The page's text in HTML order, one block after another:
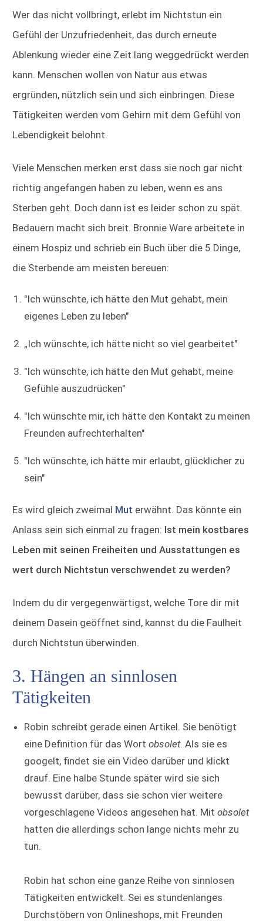
Wer das nicht vollbringt, erlebt im Nichtstun ein
Gefühl der Unzufriedenheit, das durch erneute
Ablenkung wieder eine Zeit lang weggedrückt werden
kann. Menschen wollen von Natur aus etwas
ergründen, nützlich sein und sich einbringen. Diese
Tätigkeiten werden vom Gehirn mit dem Gefühl von
Lebendigkeit belohnt.
Viele Menschen merken erst dass sie noch gar nicht
richtig angefangen haben zu leben, wenn es ans
Sterben geht. Doch dann ist es leider schon zu spät.
Bedauern macht sich breit. Bronnie Ware arbeitete in
einem Hospiz und schrieb ein Buch über die 5 Dinge,
die Sterbende am meisten bereuen:
"Ich wünschte, ich hätte den Mut gehabt, mein
eigenes Leben zu leben"
„Ich wünschte, ich hätte nicht so viel gearbeitet"
"Ich wünschte, ich hätte den Mut gehabt, meine
Gefühle auszudrücken"
"Ich wünschte mir, ich hätte den Kontakt zu meinen
Freunden aufrechterhalten"
"Ich wünschte, ich hätte mir erlaubt, glücklicher zu
sein"
Es wird gleich zweimal Mut erwähnt. Das könnte ein
Anlass sein sich einmal zu fragen: Ist mein kostbares
Leben mit seinen Freiheiten und Ausstattungen es
wert durch Nichtstun verschwendet zu werden?
Indem du dir vergegenwärtigst, welche Tore dir mit
deinem Dasein geöffnet sind, kannst du die Faulheit
durch Nichtstun überwinden.
3. Hängen an sinnlosen
Tätigkeiten
Robin schreibt gerade einen Artikel. Sie benötigt
eine Definition für das Wort obsolet. Als sie es
googelt, findet sie ein Video darüber und klickt
drauf. Eine halbe Stunde später wird sie sich
bewusst darüber, dass sie schon vier weitere
vorgeschlagene Videos angesehen hat. Mit obsolet
hatten die allerdings schon lange nichts mehr zu
tun.
Robin hat schon eine ganze Reihe von sinnlosen
Tätigkeiten entwickelt. Sei es stundenlanges
Durchstöbern von Onlineshops, mit Freunden